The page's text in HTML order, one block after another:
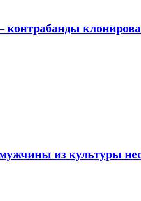
из культуры